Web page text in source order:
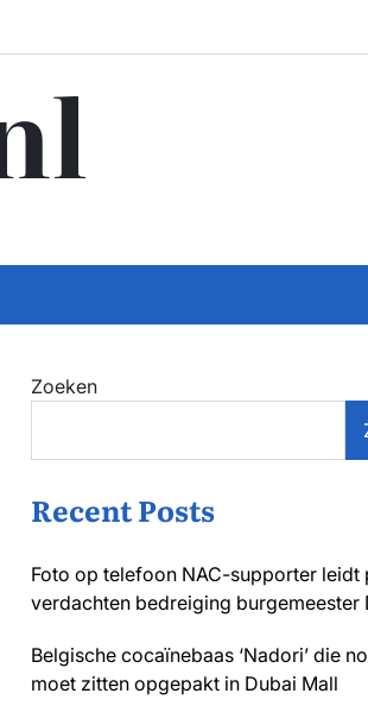
Zoeken
Recent Posts
Foto op telefoon NAC-supporter leidt
verdachten bedreiging burgemeester
Belgische cocaïnebaas ‘Nadori’ die
moet zitten opgepakt in Dubai Mall